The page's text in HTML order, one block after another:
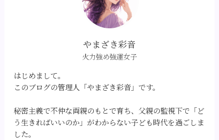
やまざき彩音
火力強め強運女子
はじめまして。
このブログの管理人「やまざき彩音」です。
秘密主義で不仲な両親のもとで育ち、父親の監視下で「ど
う生きればいいのか」がわからない子ども時代を過ごしま
した。